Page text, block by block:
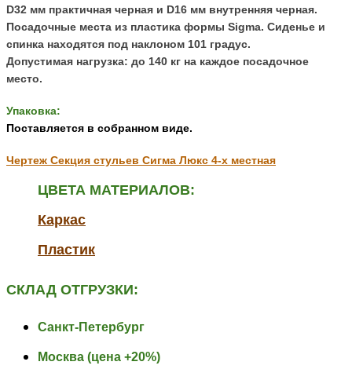
D32 мм практичная черная и D16 мм внутренняя черная.
Посадочные места из пластика формы Sigma. Сиденье и
спинка находятся под наклоном 101 градус.
Допустимая нагрузка: до 140 кг на каждое посадочное
место.
Упаковка:
Поставляется в собранном виде.
Чертеж Секция стульев Сигма Люкс 4-х местная
ЦВЕТА МАТЕРИАЛОВ:
Каркас
Пластик
СКЛАД ОТГРУЗКИ:
Санкт-Петербург
Москва (цена +20%)